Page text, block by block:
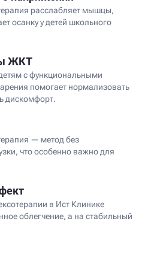
расслабляет мышцы,
осанку у детей школьного
ЖКТ
с функциональными
помогает нормализовать
дискомфорт.
— метод без
что особенно важно для
в Ист Клинике
облегчение, а на стабильный